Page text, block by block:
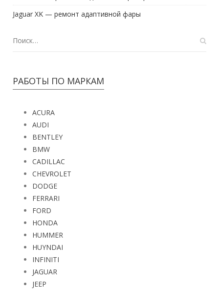
Jaguar XK — ремонт адаптивной фары
РАБОТЫ ПО МАРКАМ
ACURA
AUDI
BENTLEY
BMW
CADILLAC
CHEVROLET
DODGE
FERRARI
FORD
HONDA
HUMMER
HUYNDAI
INFINITI
JAGUAR
JEEP